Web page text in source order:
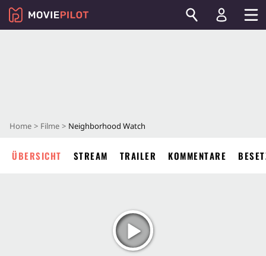
Home Filme Neighborhood Watch
ÜBERSICHT STREAM TRAILER KOMMENTARE